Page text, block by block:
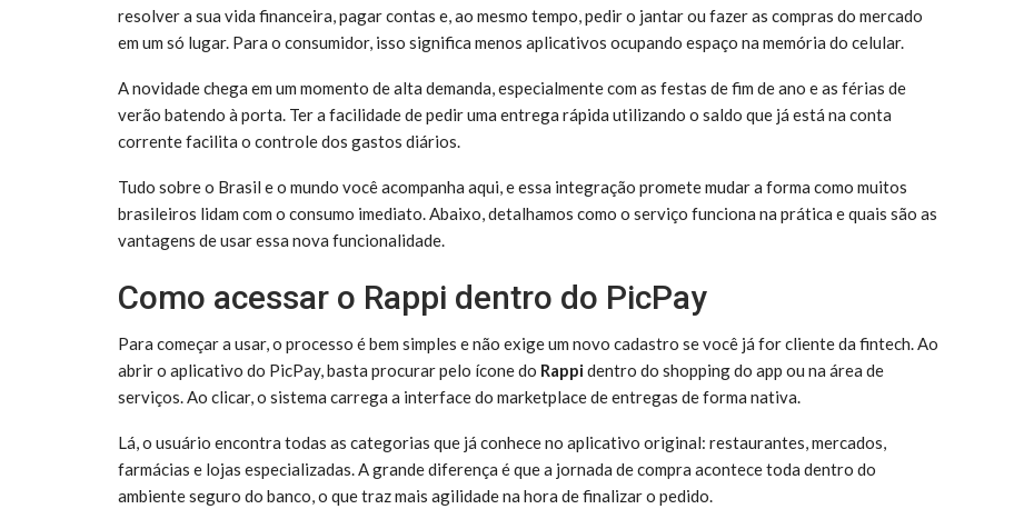
resolver a sua vida financeira, pagar contas e, ao mesmo tempo, pedir o jantar ou fazer as compras do mercado
em um só lugar. Para o consumidor, isso significa menos aplicativos ocupando espaço na memória do celular.
A novidade chega em um momento de alta demanda, especialmente com as festas de fim de ano e as férias de
verão batendo à porta. Ter a facilidade de pedir uma entrega rápida utilizando o saldo que já está na conta
corrente facilita o controle dos gastos diários.
Tudo sobre o Brasil e o mundo você acompanha aqui, e essa integração promete mudar a forma como muitos
brasileiros lidam com o consumo imediato. Abaixo, detalhamos como o serviço funciona na prática e quais são as
vantagens de usar essa nova funcionalidade.
Como acessar o Rappi dentro do PicPay
Para começar a usar, o processo é bem simples e não exige um novo cadastro se você já for cliente da fintech. Ao
abrir o aplicativo do PicPay, basta procurar pelo ícone do Rappidentro do shopping do app ou na área de
serviços. Ao clicar, o sistema carrega a interface do marketplace de entregas de forma nativa.
Lá, o usuário encontra todas as categorias que já conhece no aplicativo original: restaurantes, mercados,
farmácias e lojas especializadas. A grande diferença é que a jornada de compra acontece toda dentro do
ambiente seguro do banco, o que traz mais agilidade na hora de finalizar o pedido.